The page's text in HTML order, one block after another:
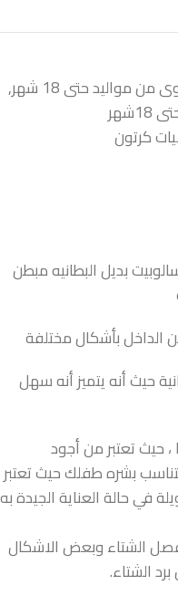
مواليد حتى 18 شهر
,
كرتون
بديل البطانيه مبطن
الداخل بأشكال مختلفة
حيث أنه يتميز أنه سهل
، حيث تعتبر من أجود
بشره طفلك حيث تعتبر
في حالة العناية الجيدة به
الشتاء وبعض الاشكال
الشتاء.